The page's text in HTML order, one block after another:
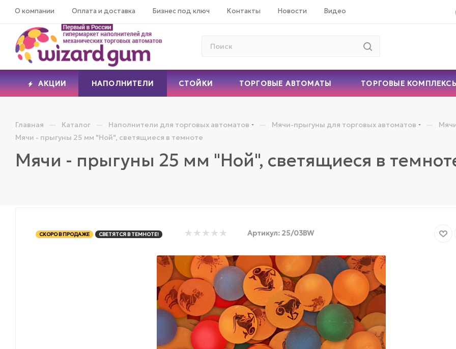
О компании Оплата и доставка Бизнес под ключ Контакты Новости Видео
АКЦИИ НАПОЛНИТЕЛИ СТОЙКИ ТОРГОВЫЕ АВТОМАТЫ ТОРГОВЫЕ
Главная — Каталог — Наполнители для торговых автоматов — Мячи-прыгуны для торговых автоматов —
Мячи - прыгуны 25 мм "Ной", светящиеся в темноте
Мячи - прыгуны 25 мм "Ной", светящиеся в
СКОРО В ПРОДАЖЕ СВЕТЯТСЯ В ТЕМНОТЕ! Артикул: 25/03BW